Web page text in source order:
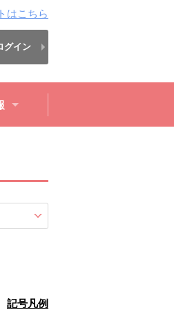
はこちら
グイン
記号凡例